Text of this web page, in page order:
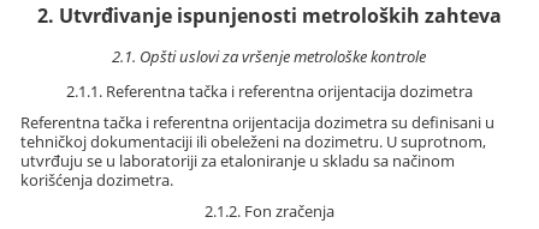
2. Utvrđivanje ispunjenosti metroloških zahteva
2.1. Opšti uslovi za vršenje metrološke kontrole
2.1.1. Referentna tačka i referentna orijentacija dozimetra
Referentna tačka i referentna orijentacija dozimetra su definisani u
tehničkoj dokumentaciji ili obeleženi na dozimetru. U suprotnom,
utvrđuju se u laboratoriji za etaloniranje u skladu sa načinom
korišćenja dozimetra.
2.1.2. Fon zračenja